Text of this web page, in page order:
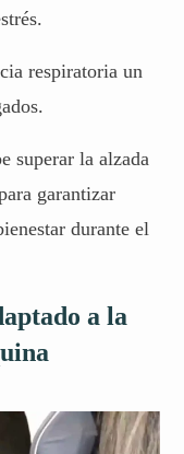
respiratoria un
superar la alzada
garantizar
durante el
a la